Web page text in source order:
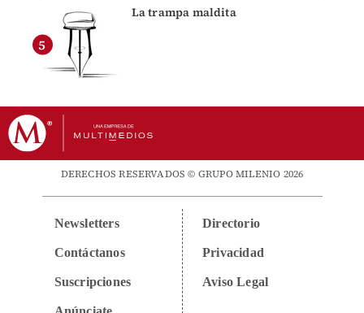
La trampa maldita
DERECHOS RESERVADOS © GRUPO MILENIO 2026
Newsletters
Contáctanos
Suscripciones
Directorio
Privacidad
Aviso Legal